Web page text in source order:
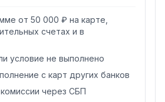
от 50 000 ₽ на карте,
счетах и в
условие не выполнено
с карт других банков
через СБП